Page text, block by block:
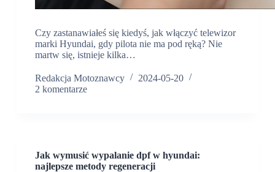
Czy zastanawiałeś się kiedyś, jak włączyć telewizor
marki Hyundai, gdy pilota nie ma pod ręką? Nie
martw się, istnieje kilka…
Redakcja Motoznawcy
2024-05-20
2 komentarze
Jak wymusić wypalanie dpf w hyundai:
najlepsze metody regeneracji